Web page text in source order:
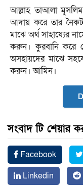
আল্লাহ তাআলা মুসলিম
আদায় করে তার
মাঝে অর্থ সাহায্যের
করুন। কুরবানি করে
অসহায়দের মাঝে
করুন। আমিন।
সংবাদ টি শেয়ার
Facebook
Linkedin